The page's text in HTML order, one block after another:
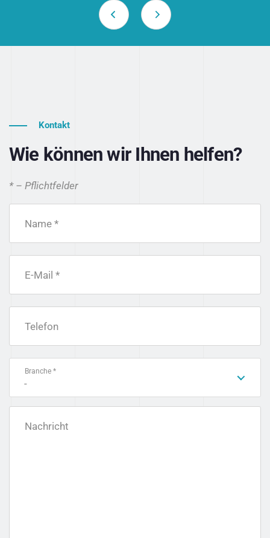
Kontakt
Wie können wir Ihnen helfen?
* – Pflichtfelder
Name *
E-Mail *
Telefon
Branche *
-
Nachricht